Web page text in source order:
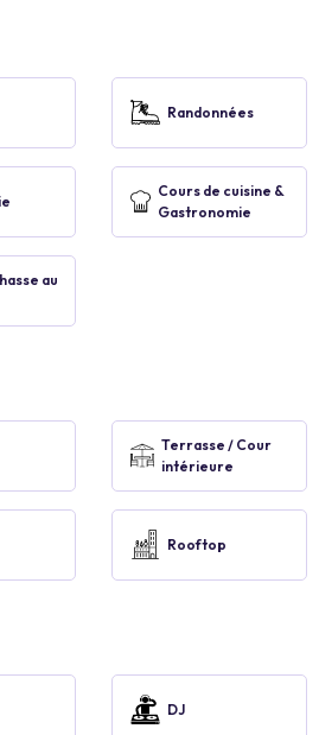
Randonnées
Cours de cuisine &
Gastronomie
au
Terrasse / Cour
intérieure
Rooftop
DJ